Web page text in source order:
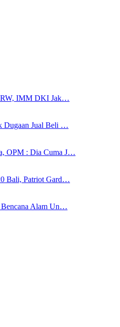
RW, IMM DKI Jak…
Dugaan Jual Beli …
OPM : Dia Cuma J…
Bali, Patriot Gard…
Alam Un…